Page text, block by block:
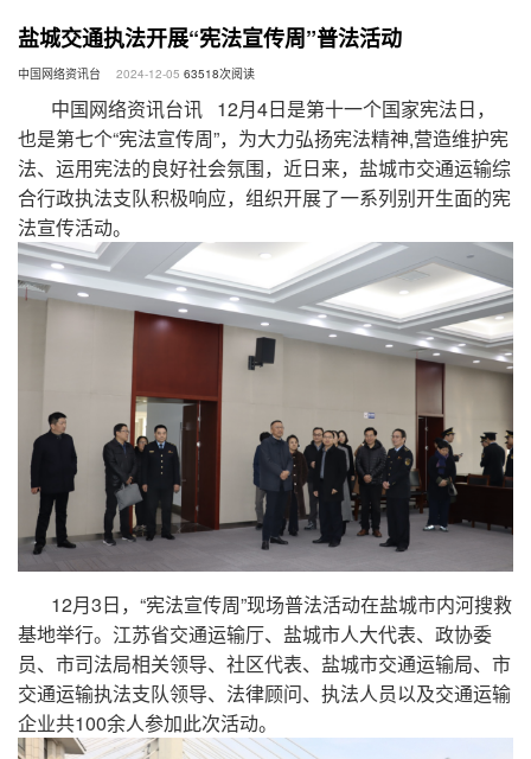
盐城交通执法开展“宪法宣传周”普法活动
中国网络资讯台 2024-12-05 63518次阅读
中国网络资讯台讯 12月4日是第十一个国家宪法日，
也是第七个“宪法宣传周”，为大力弘扬宪法精神,营造维护宪
法、运用宪法的良好社会氛围，近日来，盐城市交通运输综
合行政执法支队积极响应，组织开展了一系列别开生面的宪
法宣传活动。
12月3日，“宪法宣传周”现场普法活动在盐城市内河搜救
基地举行。江苏省交通运输厅、盐城市人大代表、政协委
员、市司法局相关领导、社区代表、盐城市交通运输局、市
交通运输执法支队领导、法律顾问、执法人员以及交通运输
企业共100余人参加此次活动。